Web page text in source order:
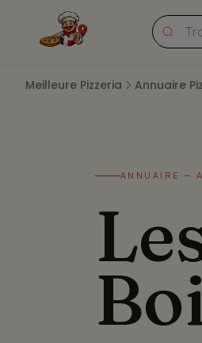
Meilleure Pizzeria Annuaire
ANNUAIRE —